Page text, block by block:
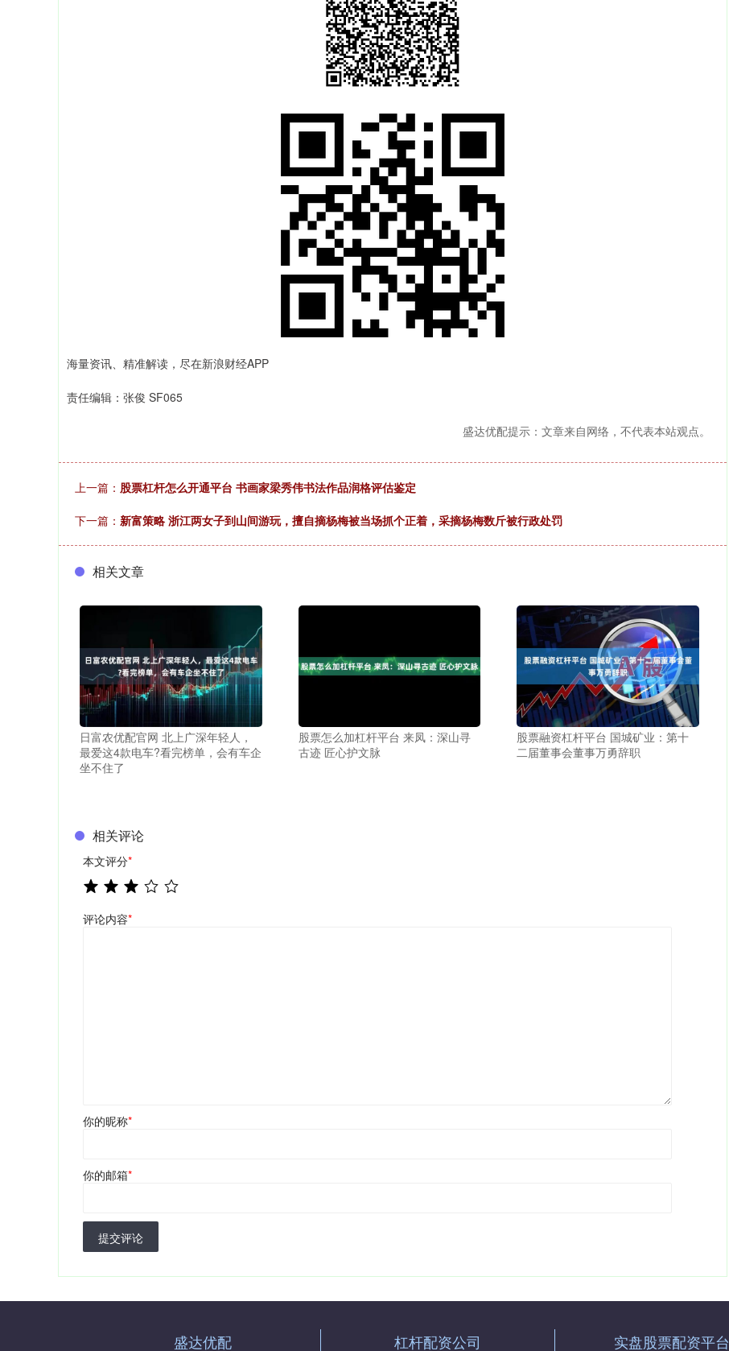
海量资讯、精准解读，尽在新浪财经APP
责任编辑：张俊 SF065
盛达优配提示：文章来自网络，不代表本站观点。
上一篇： 股票杠杆怎么开通平台 书画家梁秀伟书法作品润格评估鉴定
下一篇： 新富策略 浙江两女子到山间游玩，擅自摘杨梅被当场抓个正着，采摘杨梅数斤被行政处罚
相关文章
日富农优配官网 北上广深年轻人，
最爱这4款电车?看完榜单，会有车企
坐不住了
股票怎么加杠杆平台 来凤：深山寻
古迹 匠心护文脉
股票融资杠杆平台 国城矿业：第十
二届董事会董事万勇辞职
相关评论
本文评分*
评论内容*
你的昵称*
你的邮箱*
提交评论
盛达优配 杠杆配资公司 实盘股票配资平台